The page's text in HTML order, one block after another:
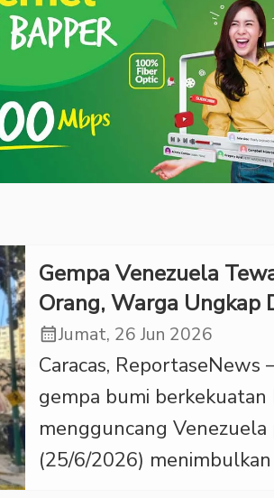
Gempa Venezuela
Orang, Warga Ungkap
detik Mencekam
calendar_monthJumat, 26 Jun 2026
Caracas, ReportaseNews
gempa bumi berkekuatan
mengguncang Venezuela
(25/6/2026)